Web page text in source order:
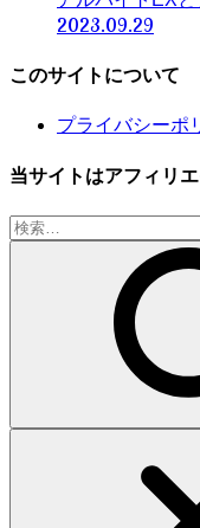
2023.09.29
このサイトについて
プライバシーポ
当サイトはアフィリ
検
索: